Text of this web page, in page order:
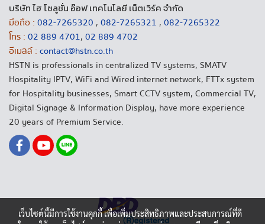
บริษัท ไฮ โซลูชั่น อ๊อฟ เทคโนโลยี เน็ตเวิร์ค จำกัด
มือถือ : 082-7265320 , 082-7265321 , 082-7265322
โทร : 02 889 4701, 02 889 4702
อีเมลล์ : contact@hstn.co.th
HSTN is professionals in centralized TV systems, SMATV
Hospitality IPTV, WiFi and Wired internet network, FTTx system
for Hospitality businesses, Smart CCTV system, Commercial TV,
Digital Signage & Information Display, have more experience
20 years of Premium Service.
เว็บไซต์นี้มีการใช้งานคุกกี้ เพื่อเพิ่มประสิทธิภาพและประสบการณ์ที่ดี